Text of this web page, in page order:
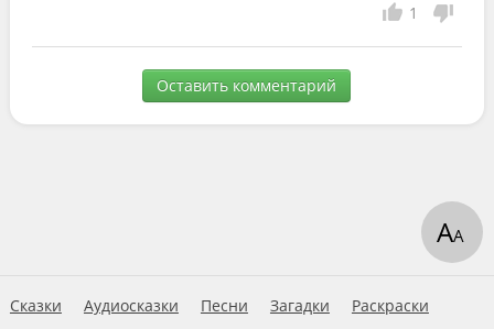
1
Оставить комментарий
Сказки Аудиосказки Песни Загадки
Раскраски
АА